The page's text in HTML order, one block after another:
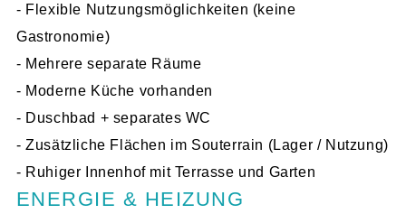
- Flexible Nutzungsmöglichkeiten (keine
Gastronomie)
- Mehrere separate Räume
- Moderne Küche vorhanden
- Duschbad + separates WC
- Zusätzliche Flächen im Souterrain (Lager / Nutzung)
- Ruhiger Innenhof mit Terrasse und Garten
ENERGIE & HEIZUNG